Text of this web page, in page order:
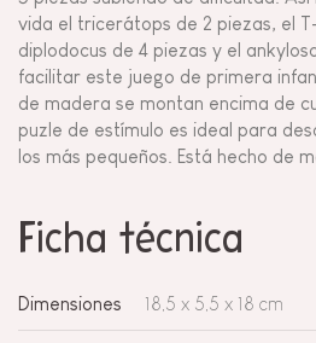
vida el tricerátops de 2 piezas, el
diplodocus de 4 piezas y el
facilitar este juego de primera
de madera se montan encima de
puzle de estímulo es ideal para
los más pequeños. Está hecho de
Ficha técnica
Dimensiones 18,5 x 5,5 x 18 cm